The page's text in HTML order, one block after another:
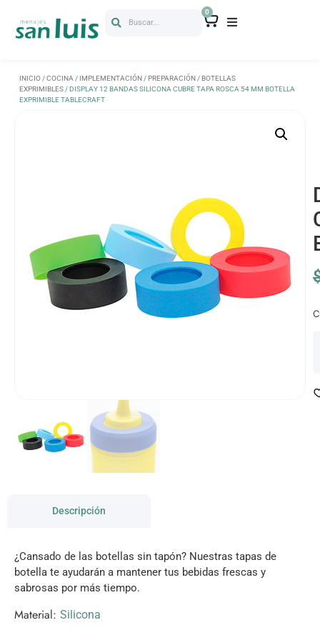
Buscar...
0
INICIO /COCINA / IMPLEMENTACIÓN /PREPARACIÓN /BOTELLAS
EXPRIMIBLES / DISPLAY 12 BANDAS SILICONA CUBRE TAPA ROSCA 54 MM BOTELLA
EXPRIMIBLE TABLECRAFT
Descripción
¿Cansado de las botellas sin tapón? Nuestras tapas de
botella te ayudarán a mantener tus bebidas frescas y
sabrosas por más tiempo.
Material: Silicona